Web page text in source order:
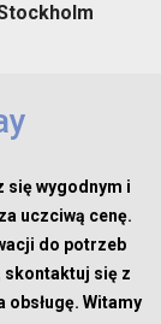
się wygodnym i
uczciwą cenę.
do potrzeb
skontaktuj się z
obsługę. Witamy